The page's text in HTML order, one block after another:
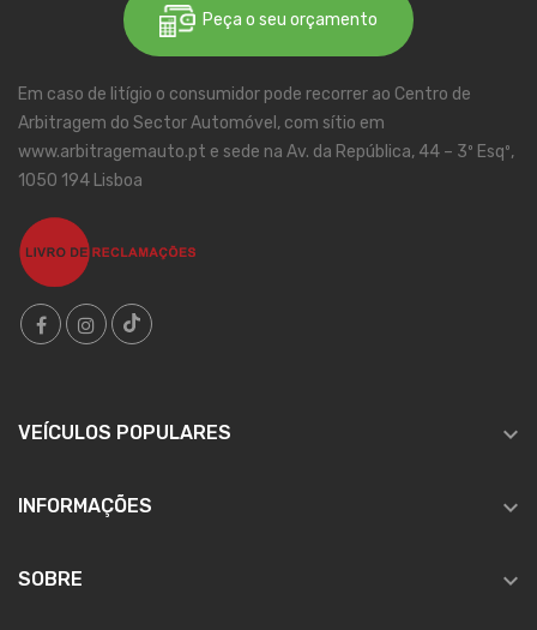
Peça o seu orçamento
Em caso de litígio o consumidor pode recorrer ao Centro de
Arbitragem do Sector Automóvel, com sítio em
www.arbitragemauto.pt e sede na Av. da República, 44 – 3º Esqº,
1050 194 Lisboa
VEÍCULOS POPULARES 
INFORMAÇÕES 
SOBRE 